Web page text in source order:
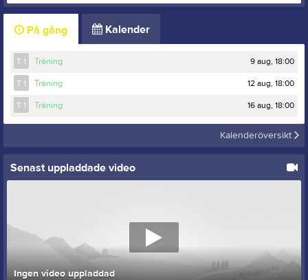
På gång Kalender
T 1 Träning 9 aug, 18:00
T 1 Träning 12 aug, 18:00
T 1 Träning 16 aug, 18:00
Kalenderöversikt
Senast uppladdade video
Ingen video uppladdad